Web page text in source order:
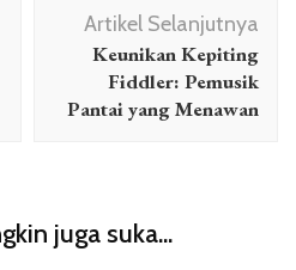
Artikel Selanjutnya
Keunikan Kepiting
Fiddler: Pemusik
Pantai yang Menawan
juga suka...